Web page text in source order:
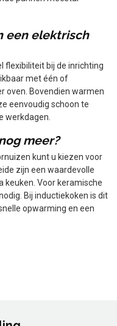
pannen meestal
een elektrisch
flexibiliteit bij de inrichting
met één of
oven. Bovendien warmen
eenvoudig schoon te
werkdagen.
meer?
kunt u kiezen voor
zijn een waardevolle
keuken. Voor keramische
Bij inductiekoken is dit
opwarming en een